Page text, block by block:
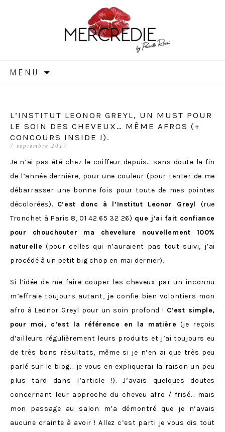
MERCREDIE
MENU
L’INSTITUT LEONOR GREYL, UN MUST POUR
LE SOIN DES CHEVEUX… MÊME AFROS (+
CONCOURS INSIDE !).
7 septembre 2017
Je n’ai pas été chez le coiffeur depuis… sans doute la fin
de l’année dernière, pour une couleur (pour tenter de me
débarrasser une bonne fois pour toute de mes pointes
décolorées). C’est donc à l’Institut Leonor Greyl (rue
Tronchet à Paris 8,01 42 65 32 26) que j’ai fait confiance
pour chouchouter ma chevelure nouvellement 100%
naturelle (pour celles qui n’auraient pas tout suivi, j’ai
procédé à un petit big chop en mai dernier).
Si l’idée de me faire couper les cheveux par un inconnu
m’effraie toujours autant, je confie bien volontiers mon
afro à Leonor Greyl pour un soin profond ! C’est simple,
pour moi, c’est la référence en la matière (je reçois
d’ailleurs régulièrement leurs produits et j’ai toujours eu
de très bons résultats, même si je n’en ai que très peu
parlé sur le blog… je vous en expliquerai la raison un peu
plus tard dans l’article !). J’avais quelques doutes
concernant leur approche du cheveu afro / frisé… mais
mon passage au salon m’a démontré que je n’avais
aucune crainte à avoir ! Allez c’est parti je vous dis tout